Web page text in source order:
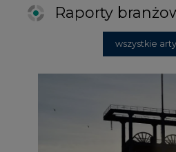
Raporty
wszystkie